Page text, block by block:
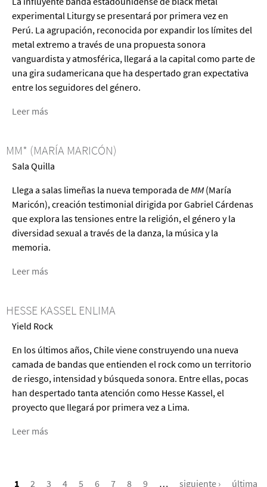
experimental Liturgy se presentará por primera vez en
Perú. La agrupación, reconocida por expandir los límites del
metal extremo a través de una propuesta sonora
vanguardista y atmosférica, llegará a la capital como parte de
una gira sudamericana que ha despertado gran expectativa
entre los seguidores del género.
Leer más
EnLima
MM* (MARÍA MARICÓN)
Sala Quilla
Llega a salas limeñas la nueva temporada deMM(María
Maricón), creación testimonial dirigida por Gabriel Cárdenas
que explora las tensiones entre la religión, el género y la
diversidad sexual a través de la danza, la música y la
memoria.
Leer más
(María
Maricón)
HESSE KASSEL ENLIMA
Yield Rock
En los últimos años, Chile viene construyendo una nueva
camada de bandas que entienden el rock como un territorio
de riesgo, intensidad y búsqueda sonora. Entre ellas, pocas
han despertado tanta atención como Hesse Kassel, el
proyecto que llegará por primera vez a Lima.
Leer más
1 2 3 4 5 6 7 8 9 … siguiente ›
última